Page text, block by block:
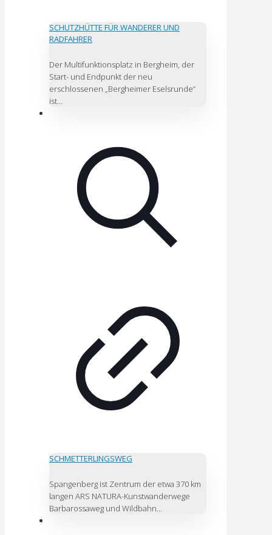
SCHUTZHÜTTE FÜR WANDERER UND
RADFAHRER
Der Multifunktionsplatz in Bergheim, der
Start- und Endpunkt der neu
erschlossenen „Bergheimer Eselsrunde“
ist...
SCHMETTERLINGSWEG
Spangenberg ist Zentrum der etwa 370 km
langen ARS NATURA-Kunstwanderwege
Barbarossaweg und Wildbahn...